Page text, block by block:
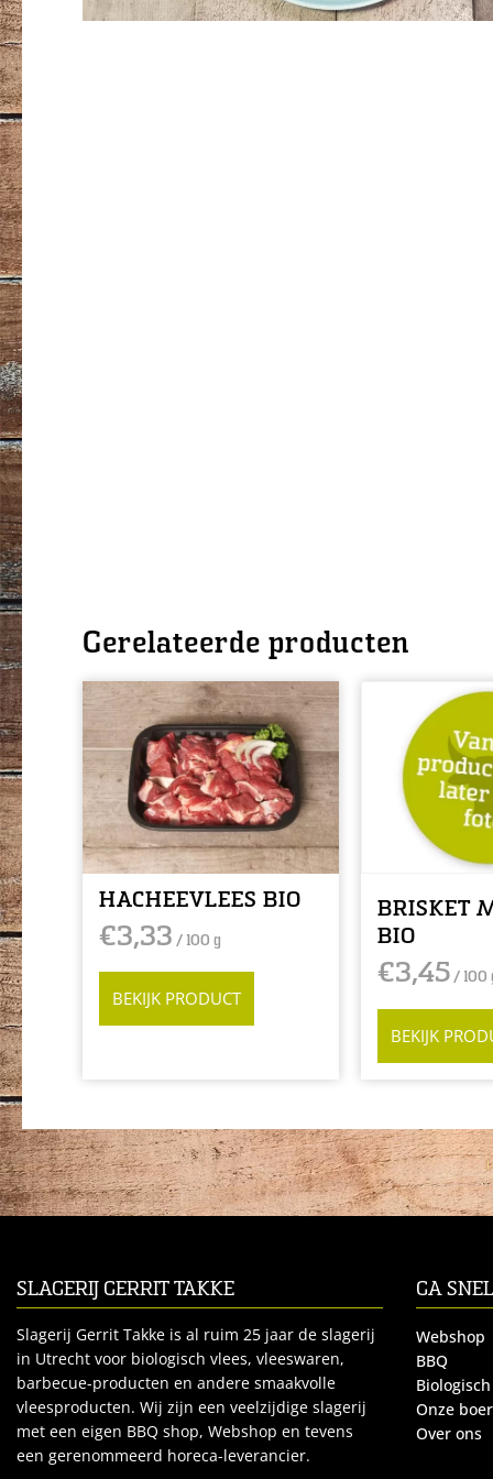
Gerelateerde producten
HACHEEVLEES BIO
€3,33 / 100 g
BEKIJK PRODUCT
BRISKET
BIO
€3,45/ 100
BEKIJK
SLAGERIJ GERRIT TAKKE
Slagerij Gerrit Takke is al ruim 25 jaar de slagerij
in Utrecht voor biologisch vlees, vleeswaren,
barbecue-producten en andere smaakvolle
vleesproducten. Wij zijn een veelzijdige slagerij
met een eigen BBQ shop, Webshop en tevens
een gerenommeerd horeca-leverancier.
GA
Webshop
BBQ
Onze
Over ons